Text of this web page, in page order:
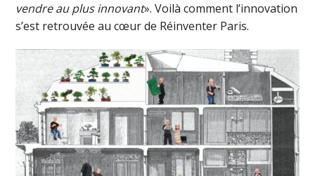
vendre au plus innovant». Voilà comment l’innovation
s’est retrouvée au cœur de Réinventer Paris.